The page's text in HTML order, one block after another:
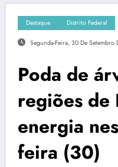
Destaque Distrito Federal
Segunda-Feira, 30 De Setembro
Poda de
regiões de
energia
feira (30)